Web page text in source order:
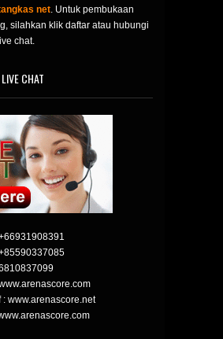
net. Untuk pembukaan
silahkan klik daftar atau hubungi
chat.
CHAT
: www.arenascore.net